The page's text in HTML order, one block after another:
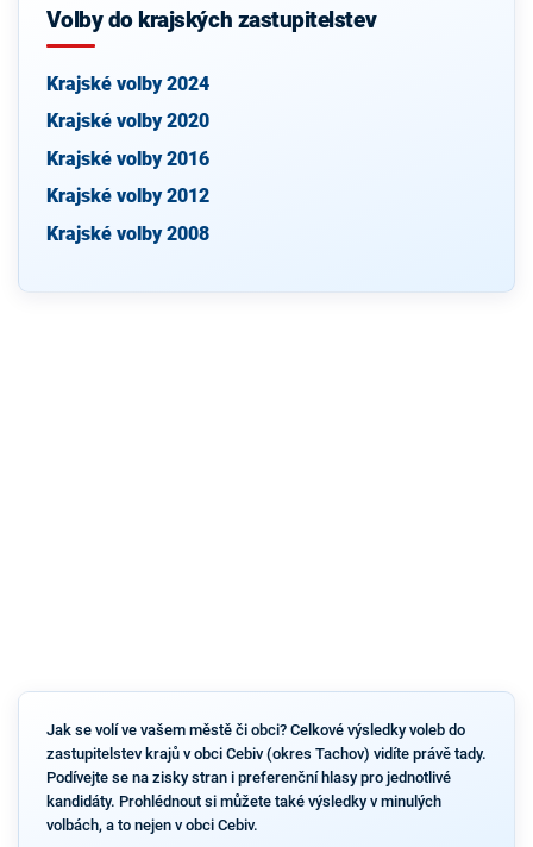
Volby do krajských zastupitelstev
Krajské volby 2024
Krajské volby 2020
Krajské volby 2016
Krajské volby 2012
Krajské volby 2008
Jak se volí ve vašem městě či obci? Celkové výsledky voleb do
zastupitelstev krajů v obci Cebiv (okres Tachov) vidíte právě tady.
Podívejte se na zisky stran i preferenční hlasy pro jednotlivé
kandidáty. Prohlédnout si můžete také výsledky v minulých
volbách, a to nejen v obci Cebiv.